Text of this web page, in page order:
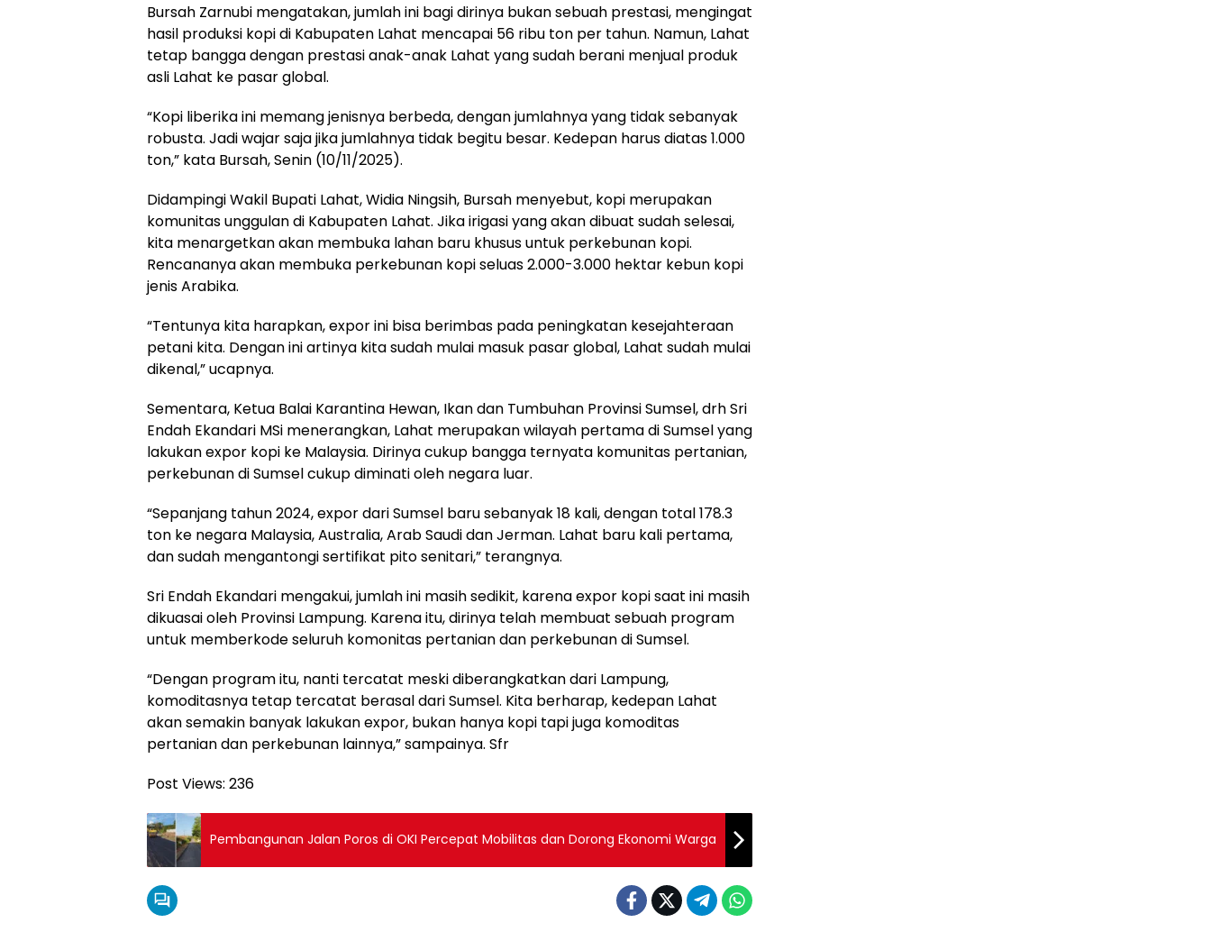
Bursah Zarnubi mengatakan, jumlah ini bagi dirinya bukan sebuah prestasi, mengingat
hasil produksi kopi di Kabupaten Lahat mencapai 56 ribu ton per tahun. Namun, Lahat
tetap bangga dengan prestasi anak-anak Lahat yang sudah berani menjual produk
asli Lahat ke pasar global.
“Kopi liberika ini memang jenisnya berbeda, dengan jumlahnya yang tidak sebanyak
robusta. Jadi wajar saja jika jumlahnya tidak begitu besar. Kedepan harus diatas 1.000
ton,” kata Bursah, Senin (10/11/2025).
Didampingi Wakil Bupati Lahat, Widia Ningsih, Bursah menyebut, kopi merupakan
komunitas unggulan di Kabupaten Lahat. Jika irigasi yang akan dibuat sudah selesai,
kita menargetkan akan membuka lahan baru khusus untuk perkebunan kopi.
Rencananya akan membuka perkebunan kopi seluas 2.000-3.000 hektar kebun kopi
jenis Arabika.
“Tentunya kita harapkan, expor ini bisa berimbas pada peningkatan kesejahteraan
petani kita. Dengan ini artinya kita sudah mulai masuk pasar global, Lahat sudah mulai
dikenal,” ucapnya.
Sementara, Ketua Balai Karantina Hewan, Ikan dan Tumbuhan Provinsi Sumsel, drh Sri
Endah Ekandari MSi menerangkan, Lahat merupakan wilayah pertama di Sumsel yang
lakukan expor kopi ke Malaysia. Dirinya cukup bangga ternyata komunitas pertanian,
perkebunan di Sumsel cukup diminati oleh negara luar.
“Sepanjang tahun 2024, expor dari Sumsel baru sebanyak 18 kali, dengan total 178.3
ton ke negara Malaysia, Australia, Arab Saudi dan Jerman. Lahat baru kali pertama,
dan sudah mengantongi sertifikat pito senitari,” terangnya.
Sri Endah Ekandari mengakui, jumlah ini masih sedikit, karena expor kopi saat ini masih
dikuasai oleh Provinsi Lampung. Karena itu, dirinya telah membuat sebuah program
untuk memberkode seluruh komonitas pertanian dan perkebunan di Sumsel.
“Dengan program itu, nanti tercatat meski diberangkatkan dari Lampung,
komoditasnya tetap tercatat berasal dari Sumsel. Kita berharap, kedepan Lahat
akan semakin banyak lakukan expor, bukan hanya kopi tapi juga komoditas
pertanian dan perkebunan lainnya,” sampainya. Sfr
Post Views: 236
Pembangunan Jalan Poros di OKI Percepat Mobilitas dan Dorong Ekonomi Warga